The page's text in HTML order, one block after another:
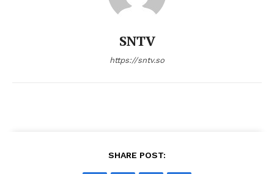
SNTV
https://sntv.so
SHARE POST: